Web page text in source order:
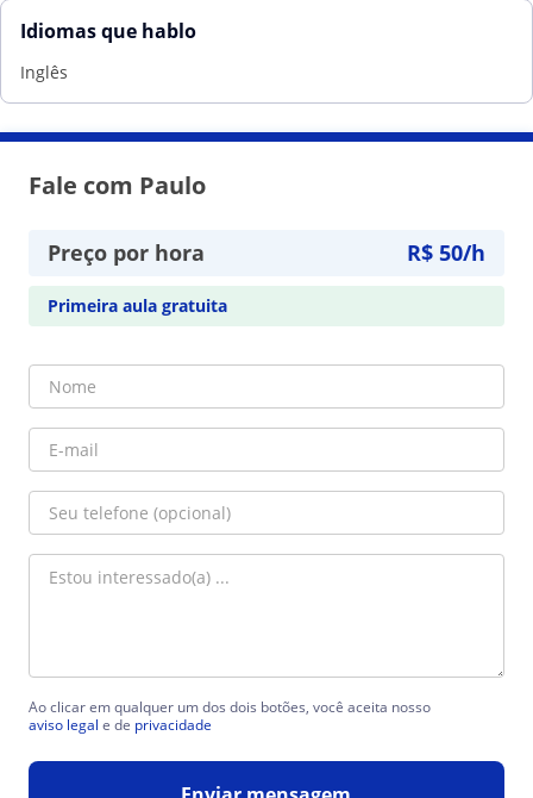
Idiomas que hablo
Inglês
Fale com Paulo
Preço por hora R$ 50/h
Primeira aula gratuita
Ao clicar em qualquer um dos dois botões, você aceita nosso
aviso legal e de privacidade